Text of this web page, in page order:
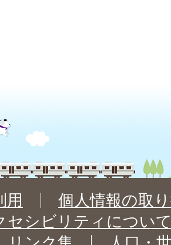
用
個人情報の取
セシビリティについ